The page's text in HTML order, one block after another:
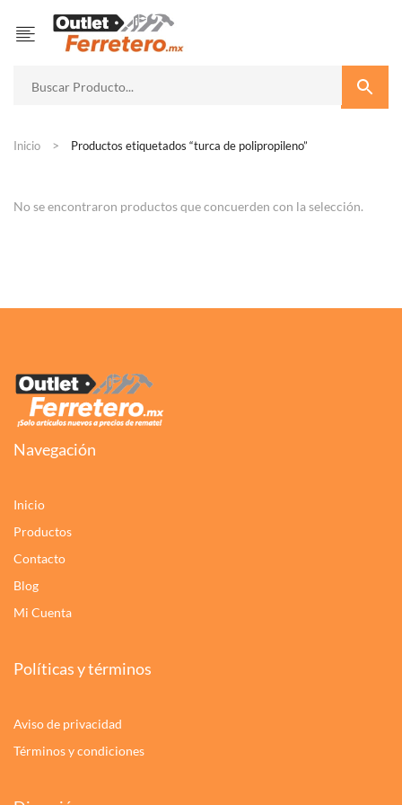
Inicio Productos etiquetados “turca de polipropileno”
No se encontraron productos que concuerden con la selección.
Navegación
Inicio
Productos
Contacto
Blog
Mi Cuenta
Políticas y términos
Aviso de privacidad
Términos y condiciones